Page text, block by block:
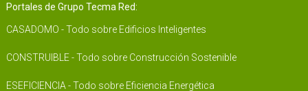
Portales de Grupo Tecma Red:
CASADOMO - Todo sobre Edificios Inteligentes
CONSTRUIBLE - Todo sobre Construcción Sostenible
ESEFICIENCIA - Todo sobre Eficiencia Energética